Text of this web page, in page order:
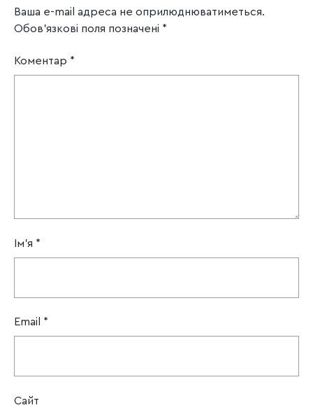
Ваша e-mail адреса не оприлюднюватиметься.
Обов’язкові поля позначені *
Коментар *
Ім'я *
Email *
Сайт